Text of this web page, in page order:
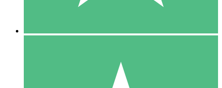
10 Téléchargements
20 00